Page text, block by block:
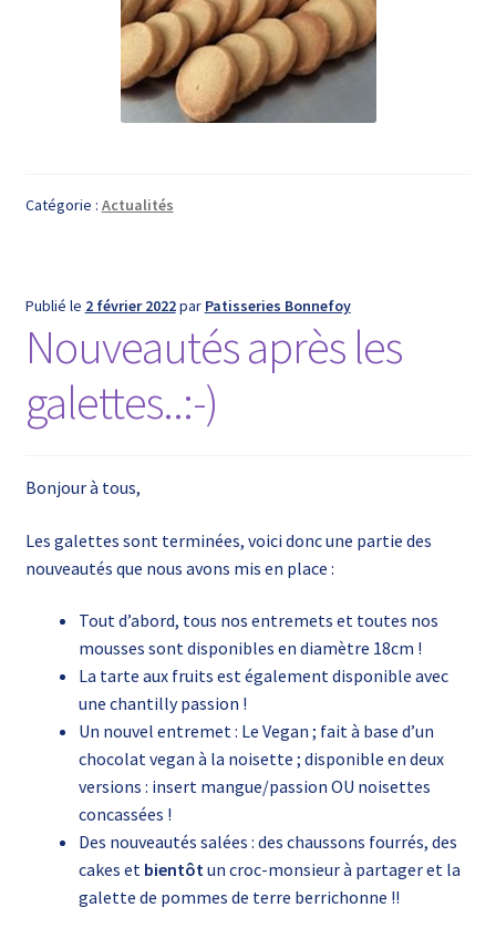
Catégorie : Actualités
Publié le 2 février 2022par Patisseries Bonnefoy
Nouveautés après les
galettes..:-)
Bonjour à tous,
Les galettes sont terminées, voici donc une partie des
nouveautés que nous avons mis en place :
Tout d’abord, tous nos entremets et toutes nos
mousses sont disponibles en diamètre 18cm !
La tarte aux fruits est également disponible avec
une chantilly passion !
Un nouvel entremet : Le Vegan ; fait à base d’un
chocolat vegan à la noisette ; disponible en deux
versions : insert mangue/passion OU noisettes
concassées !
Des nouveautés salées : des chaussons fourrés, des
cakes et bientôtun croc-monsieur à partager et la
galette de pommes de terre berrichonne !!